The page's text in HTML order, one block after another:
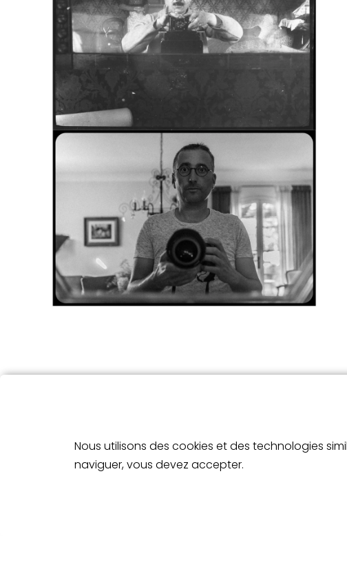
Nous utilisons des cookies et des technologies
naviguer, vous devez accepter.